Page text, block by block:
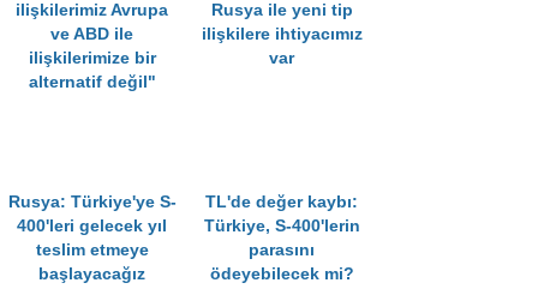
ilişkilerimiz Avrupa
ve ABD ile
ilişkilerimize bir
alternatif değil"
Rusya ile yeni tip
ilişkilere ihtiyacımız
var
Rusya: Türkiye'ye S-
400'leri gelecek yıl
teslim etmeye
başlayacağız
TL'de değer kaybı:
Türkiye, S-400'lerin
parasını
ödeyebilecek mi?